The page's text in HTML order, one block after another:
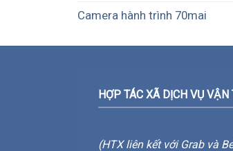
Camera hành trình 70mai
HỢP TÁC XÃ DỊCH VỤ
(HTX liên kết với Grab và